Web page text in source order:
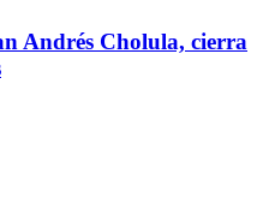
Andrés Cholula, cierra